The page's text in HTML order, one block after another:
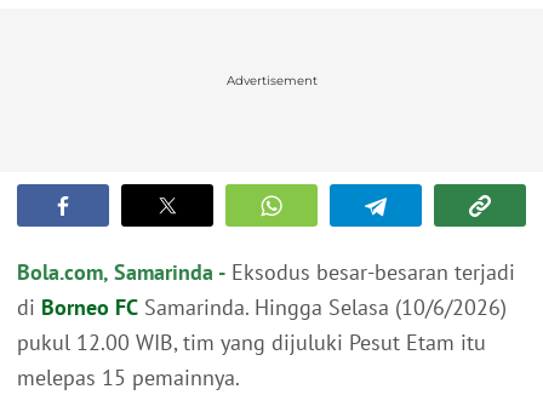
Advertisement
Bola.com, Samarinda - Eksodus besar-besaran terjadi
di Borneo FC Samarinda. Hingga Selasa (10/6/2026)
pukul 12.00 WIB, tim yang dijuluki Pesut Etam itu
melepas 15 pemainnya.